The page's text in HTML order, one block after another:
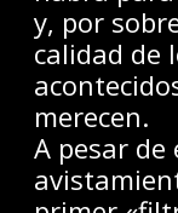
y, por
calidad de
merecen.
A pesar